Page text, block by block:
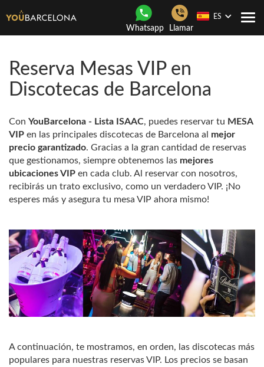
Whatsapp Llamar
ES
Reserva Mesas VIP en
Discotecas de Barcelona
Con YouBarcelona - Lista ISAAC, puedes reservar tu MESA
VIP en las principales discotecas de Barcelona al mejor
precio garantizado. Gracias a la gran cantidad de reservas
que gestionamos, siempre obtenemos las mejores
ubicaciones VIP en cada club. Al reservar con nosotros,
recibirás un trato exclusivo, como un verdadero VIP. ¡No
esperes más y asegura tu mesa VIP ahora mismo!
A continuación, te mostramos, en orden, las discotecas más
populares para nuestras reservas VIP. Los precios se basan